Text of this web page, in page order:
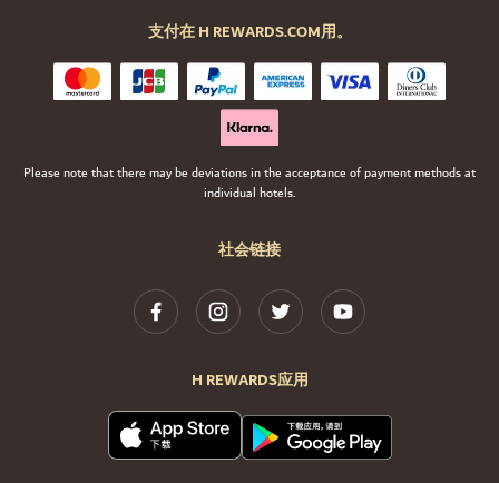
社会链接
H REWARDS应用
支付在 H REWARDS.COM用。
Please note that there may be deviations in the acceptance of payment methods at
individual hotels.